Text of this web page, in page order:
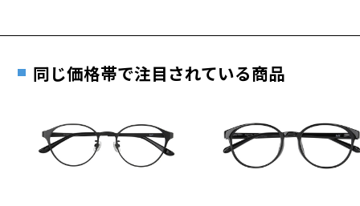
14.4g
※着脱式サングラス：デモレンズ、アタッチメント込みの重さ
タイプ
す。
もっと見る
お近くのZoff実店舗にて度数を測定いただけます（無料）。
その際は記入用紙をダウンロードしてお使いください。
ダウンロード
同じ価格帯で注目されている商品